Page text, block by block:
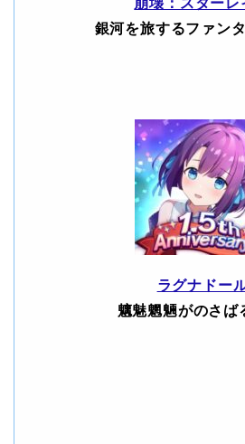
銀河を旅するファン
ラグナドー
魑魅魍魎がのさば